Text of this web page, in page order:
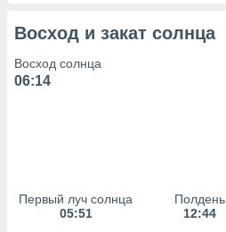
наших 1199
Восход и закат солнца
Восход солнца
06:14
Первый луч солнца
05:51
Полдень
12:44